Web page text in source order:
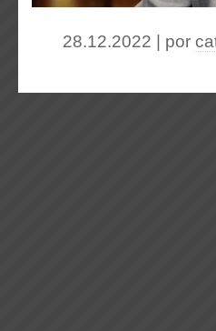
28.12.2022 | por